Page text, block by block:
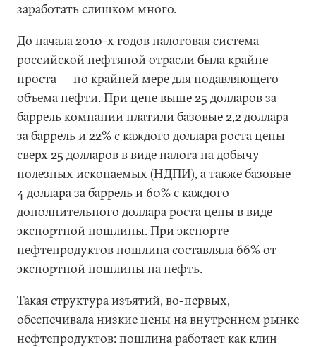
заработать слишком много.
До начала 2010-х годов налоговая система
российской нефтяной отрасли была крайне
проста — по крайней мере для подавляющего
объема нефти. При ценевыше 25 долларов за
баррелькомпании платили базовые 2,2 доллара
за баррель и 22% с каждого доллара роста цены
сверх 25 долларов в виде налога на добычу
полезных ископаемых (НДПИ), а также базовые
4 доллара за баррель и 60% с каждого
дополнительного доллара роста цены в виде
экспортной пошлины. При экспорте
нефтепродуктов пошлина составляла 66% от
экспортной пошлины на нефть.
Такая структура изъятий, во-первых,
обеспечивала низкие цены на внутреннем рынке
нефтепродуктов: пошлина работает как клин